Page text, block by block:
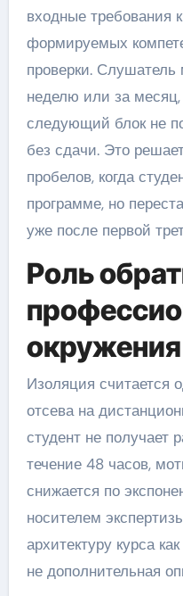
входные требования
формируемых
проверки.
неделю или за месяц,
следующий блок не
без сдачи. Это
пробелов, когда
программе, но
уже после первой
Роль
окружения
Изоляция считается
отсева на
студент не получает
течение 48 часов,
снижается по
носителем
архитектуру курса
не дополнительная